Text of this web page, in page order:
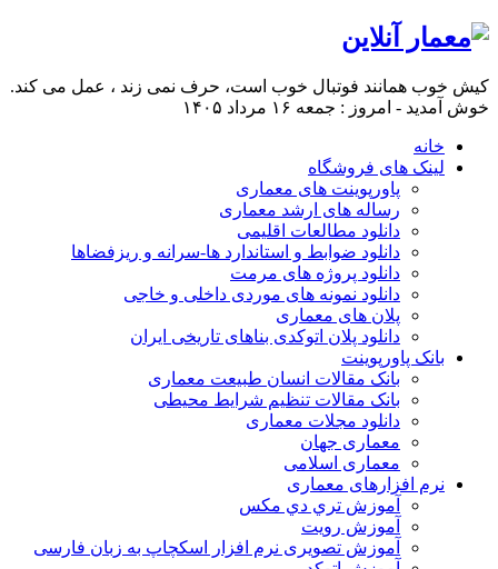
کیش خوب همانند فوتبال خوب است، حرف نمی زند ، عمل می کند.
خوش آمدید - امروز : جمعه ۱۶ مرداد ۱۴۰۵
خانه
لینک های فروشگاه
پاورپوینت های معماری
رساله های ارشد معماری
دانلود مطالعات اقلیمی
دانلود ضوابط و استاندارد ها-سرانه و ریزفضاها
دانلود پروژه های مرمت
دانلود نمونه های موردی داخلی و خاجی
پلان های معماری
دانلود پلان اتوکدی بناهای تاریخی ایران
بانک پاورپوینت
بانک مقالات انسان طبیعت معماری
بانک مقالات تنظیم شرایط محیطی
دانلود مجلات معماری
معماری جهان
معماری اسلامی
نرم افزارهای معماری
آﻣﻮزش ﺗﺮي دي ﻣﮑﺲ
آموزش رویت
آموزش تصویری نرم افزار اسکچاپ به زبان فارسی